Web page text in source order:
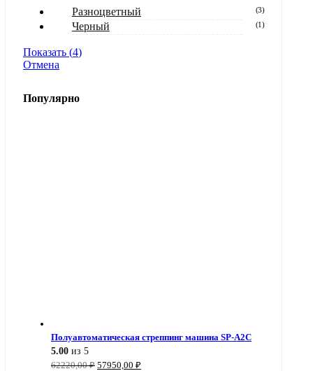
Разноцветный
(3)
Черный (1)
Показать (4)
Отмена
Популярно
Полуавтоматическая стреппинг машина SP-A2C
5.00 из 5
62220,00₽ Первоначальная
57950,00 ₽